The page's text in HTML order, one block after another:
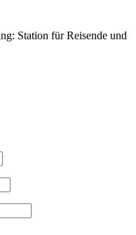
Station für Reisende und